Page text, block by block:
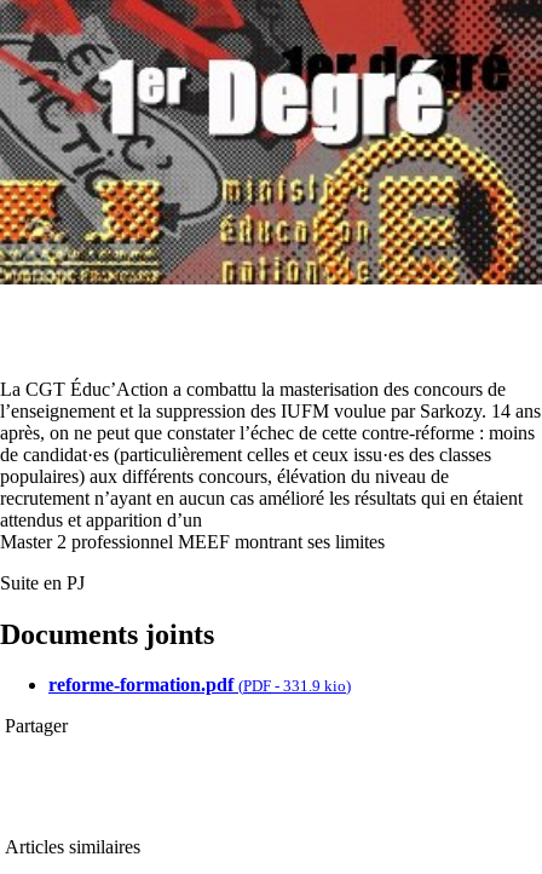
La CGT Éduc’Action a combattu la masterisation des concours de
l’enseignement et la suppression des IUFM voulue par Sarkozy. 14 ans
après, on ne peut que constater l’échec de cette contre-réforme : moins
de candidat·es (particulièrement celles et ceux issu·es des classes
populaires) aux différents concours, élévation du niveau de
recrutement n’ayant en aucun cas amélioré les résultats qui en étaient
attendus et apparition d’un
Master 2 professionnel MEEF montrant ses limites
Suite en PJ
Documents joints
reforme-formation.pdf (PDF - 331.9 kio)
Partager
Articles similaires